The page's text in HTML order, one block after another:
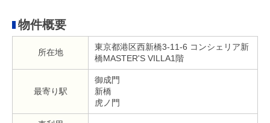
物件概要
所在地
東京都港区西新橋3-11-6 コンシェリア新
橋MASTER'S VILLA1階
最寄り駅
御成門
新橋
虎ノ門